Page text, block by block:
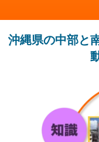
沖縄県の中部と